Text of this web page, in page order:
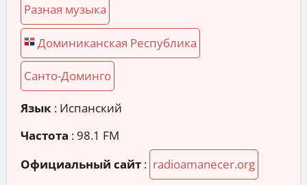
Разная музыка
Доминиканская Республика
Санто-Доминго
Язык : Испанский
Частота : 98.1 FM
Официальный сайт : radioamanecer.org